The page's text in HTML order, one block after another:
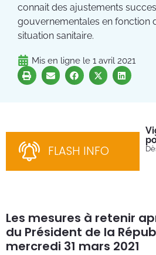
connait des ajustements
gouvernementales en fonction
situation sanitaire.
Mis en ligne le 1 avril 2021
FLASH INFO
Les mesures à retenir
du Président de la
mercredi 31 mars 2021